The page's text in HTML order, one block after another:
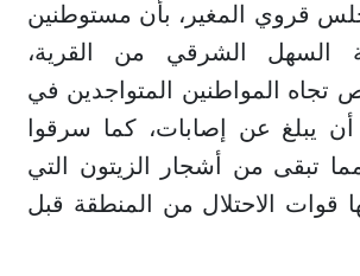
قروي المغير، بأن مستوطنين
السهل الشرقي من القرية،
تجاه المواطنين المتواجدين في
أن يبلغ عن إصابات، كما سرقوا
تبقى من أشجار الزيتون التي
قوات الاحتلال من المنطقة قبل